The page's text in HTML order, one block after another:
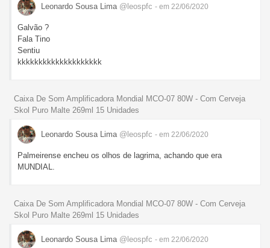
Leonardo Sousa Lima @leospfc - em 22/06/2020
Galvão ?
Fala Tino
Sentiu
kkkkkkkkkkkkkkkkkkkk
Caixa De Som Amplificadora Mondial MCO-07 80W - Com Cerveja
Skol Puro Malte 269ml 15 Unidades
Leonardo Sousa Lima @leospfc - em 22/06/2020
Palmeirense encheu os olhos de lagrima, achando que era
MUNDIAL.
Caixa De Som Amplificadora Mondial MCO-07 80W - Com Cerveja
Skol Puro Malte 269ml 15 Unidades
Leonardo Sousa Lima @leospfc - em 22/06/2020